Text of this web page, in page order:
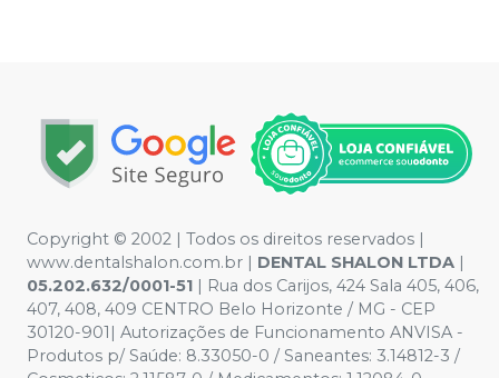
Copyright © 2002 | Todos os direitos reservados |
www.dentalshalon.com.br | DENTAL SHALON LTDA |
05.202.632/0001-51 | Rua dos Carijos, 424 Sala 405, 406,
407, 408, 409 CENTRO Belo Horizonte / MG - CEP
30120-901| Autorizações de Funcionamento ANVISA -
Produtos p/ Saúde: 8.33050-0 / Saneantes: 3.14812-3 /